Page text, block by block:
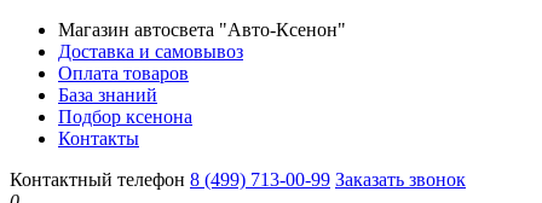
Магазин автосвета "Авто-Ксенон"
Доставка и самовывоз
Оплата товаров
База знаний
Подбор ксенона
Контакты
Контактный телефон 8 (499) 713-00-99 Заказать звонок